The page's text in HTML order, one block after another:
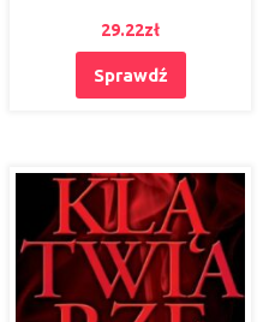
29.22zł
Sprawdź